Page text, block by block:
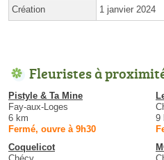
Création 1 janvier 2024
Fleuristes à
Pistyle & Ta Mine
Fay-aux-Loges
6 km
Fermé, ouvre à 9h30
9
Coquelicot